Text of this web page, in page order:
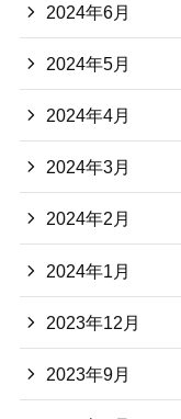
2024年6月
2024年5月
2024年4月
2024年3月
2024年2月
2024年1月
2023年12月
2023年9月